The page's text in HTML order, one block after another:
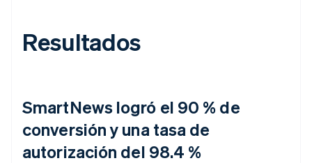
Resultados
SmartNews logró el 90 % de
conversión y una tasa de
autorización del 98.4 %